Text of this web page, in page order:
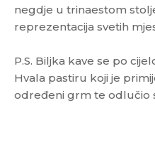
negdje u trinaestom
reprezentacija svetih
P.S. Biljka kave se po
Hvala pastiru koji je
određeni grm te odlučio